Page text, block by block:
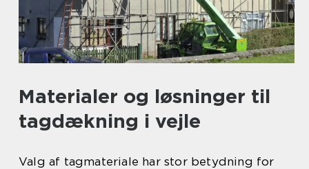
Materialer og løsninger til
tagdækning i vejle
Valg af tagmateriale har stor betydning for